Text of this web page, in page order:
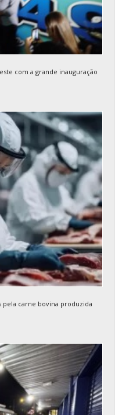
com a grande inauguração
pela carne bovina produzida